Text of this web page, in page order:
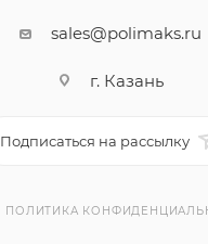
sales@polimaks.ru
г. Казань
Подписаться на рассылку
ПОЛИТИКА